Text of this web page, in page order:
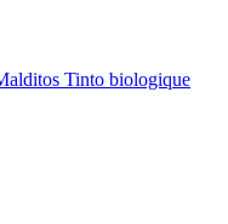
Tinto biologique